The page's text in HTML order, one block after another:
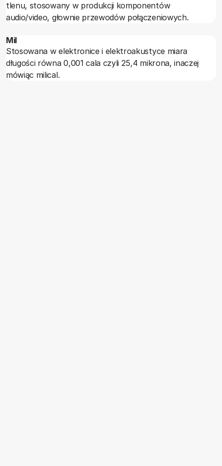
tlenu, stosowany w produkcji komponentów
audio/video, głownie przewodów połączeniowych.
Mil
Stosowana w elektronice i elektroakustyce miara
długości równa 0,001 cala czyli 25,4 mikrona, inaczej
mówiąc milical.